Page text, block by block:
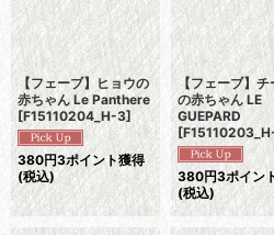
【フェーブ】ヒョウの
赤ちゃん Le Panthere
[F15110204_H-3]
380円3ポイント獲得
(税込)
【フェーブ】チ
の赤ちゃん LE
GUEPARD
[
380円3ポイン
(税込)